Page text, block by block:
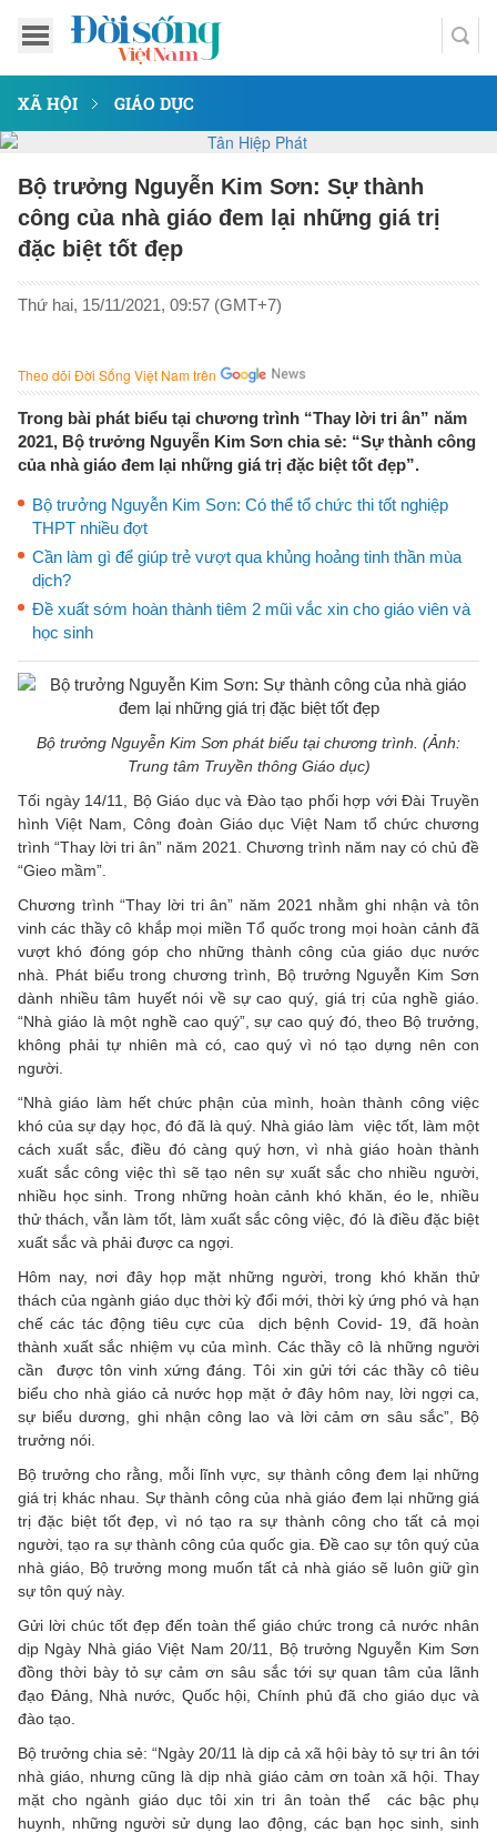
XÃ HỘI GIÁO DỤC
Bộ trưởng Nguyễn Kim Sơn: Sự thành
công của nhà giáo đem lại những giá trị
đặc biệt tốt đẹp
Thứ hai, 15/11/2021, 09:57 (GMT+7)
Theo dõi Đời Sống Việt Nam trên
Trong bài phát biểu tại chương trình “Thay lời tri ân” năm
2021, Bộ trưởng Nguyễn Kim Sơn chia sẻ: “Sự thành công
của nhà giáo đem lại những giá trị đặc biệt tốt đẹp”.
Bộ trưởng Nguyễn Kim Sơn: Có thể tổ chức thi tốt nghiệp
THPT nhiều đợt
Cần làm gì để giúp trẻ vượt qua khủng hoảng tinh thần mùa
dịch?
Đề xuất sớm hoàn thành tiêm 2 mũi vắc xin cho giáo viên và
học sinh
Bộ trưởng Nguyễn Kim Sơn phát biểu tại chương trình. (Ảnh:
Trung tâm Truyền thông Giáo dục)
Tối ngày 14/11, Bộ Giáo dục và Đào tạo phối hợp với Đài Truyền
hình Việt Nam, Công đoàn Giáo dục Việt Nam tổ chức chương
trình “Thay lời tri ân” năm 2021. Chương trình năm nay có chủ đề
“Gieo mầm”.
Chương trình “Thay lời tri ân” năm 2021 nhằm ghi nhận và tôn
vinh các thầy cô khắp mọi miền Tổ quốc trong mọi hoàn cảnh đã
vượt khó đóng góp cho những thành công của giáo dục nước
nhà. Phát biểu trong chương trình, Bộ trưởng Nguyễn Kim Sơn
dành nhiều tâm huyết nói về sự cao quý, giá trị của nghề giáo.
“Nhà giáo là một nghề cao quý”, sự cao quý đó, theo Bộ trưởng,
không phải tự nhiên mà có, cao quý vì nó tạo dựng nên con
người.
“Nhà giáo làm hết chức phận của mình, hoàn thành công việc
khó của sự dạy học, đó đã là quý. Nhà giáo làm việc tốt, làm một
cách xuất sắc, điều đó càng quý hơn, vì nhà giáo hoàn thành
xuất sắc công việc thì sẽ tạo nên sự xuất sắc cho nhiều người,
nhiều học sinh. Trong những hoàn cảnh khó khăn, éo le, nhiều
thử thách, vẫn làm tốt, làm xuất sắc công việc, đó là điều đặc biệt
xuất sắc và phải được ca ngợi.
Hôm nay, nơi đây họp mặt những người, trong khó khăn thử
thách của ngành giáo dục thời kỳ đổi mới, thời kỳ ứng phó và hạn
chế các tác động tiêu cực của dịch bệnh Covid- 19, đã hoàn
thành xuất sắc nhiệm vụ của mình. Các thầy cô là những người
cần được tôn vinh xứng đáng. Tôi xin gửi tới các thầy cô tiêu
biểu cho nhà giáo cả nước họp mặt ở đây hôm nay, lời ngợi ca,
sự biểu dương, ghi nhận công lao và lời cảm ơn sâu sắc”, Bộ
trưởng nói.
Bộ trưởng cho rằng, mỗi lĩnh vực, sự thành công đem lại những
giá trị khác nhau. Sự thành công của nhà giáo đem lại những giá
trị đặc biệt tốt đẹp, vì nó tạo ra sự thành công cho tất cả mọi
người, tạo ra sự thành công của quốc gia. Đề cao sự tôn quý của
nhà giáo, Bộ trưởng mong muốn tất cả nhà giáo sẽ luôn giữ gìn
sự tôn quý này.
Gửi lời chúc tốt đẹp đến toàn thể giáo chức trong cả nước nhân
dịp Ngày Nhà giáo Việt Nam 20/11, Bộ trưởng Nguyễn Kim Sơn
đồng thời bày tỏ sự cảm ơn sâu sắc tới sự quan tâm của lãnh
đạo Đảng, Nhà nước, Quốc hội, Chính phủ đã cho giáo dục và
đào tạo.
Bộ trưởng chia sẻ: “Ngày 20/11 là dịp cả xã hội bày tỏ sự tri ân tới
nhà giáo, nhưng cũng là dịp nhà giáo cảm ơn toàn xã hội. Thay
mặt cho ngành giáo dục tôi xin tri ân toàn thể các bậc phụ
huynh, những người sử dụng lao động, các bạn học sinh, sinh